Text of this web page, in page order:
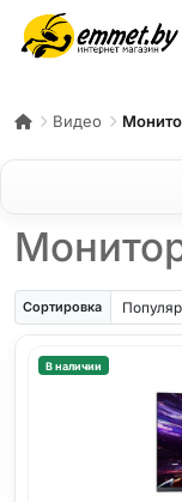
Видео
Сортировка
В наличии